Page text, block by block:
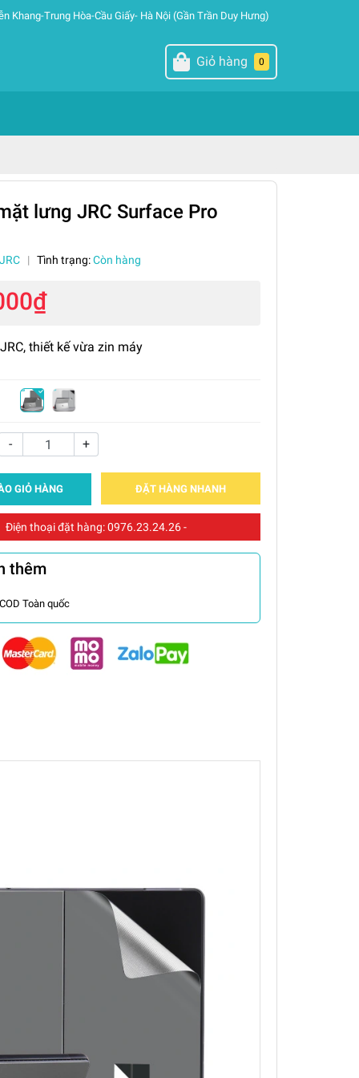
Khang-Trung Hòa-Cầu Giấy- Hà Nội (Gần Trần Duy Hưng)
Giỏ hàng 0
lưng JRC Surface Pro
| Tình trạng:Còn hàng
thiết kế vừa zin máy
- +
GIỎ HÀNG ĐẶT HÀNG NHANH
Điện thoại đặt hàng:0976.23.24.26-
thêm
Toàn quốc